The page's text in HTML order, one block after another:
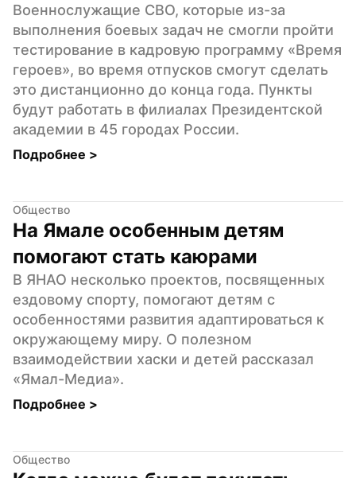
Военнослужащие СВО, которые из-за
выполнения боевых задач не смогли пройти
тестирование в кадровую программу «Время
героев», во время отпусков смогут сделать
это дистанционно до конца года. Пункты
будут работать в филиалах Президентской
академии в 45 городах России.
Подробнее >
Общество
На Ямале особенным детям
помогают стать каюрами
В ЯНАО несколько проектов, посвященных
ездовому спорту, помогают детям с
особенностями развития адаптироваться к
окружающему миру. О полезном
взаимодействии хаски и детей рассказал
«Ямал-Медиа».
Подробнее >
Общество